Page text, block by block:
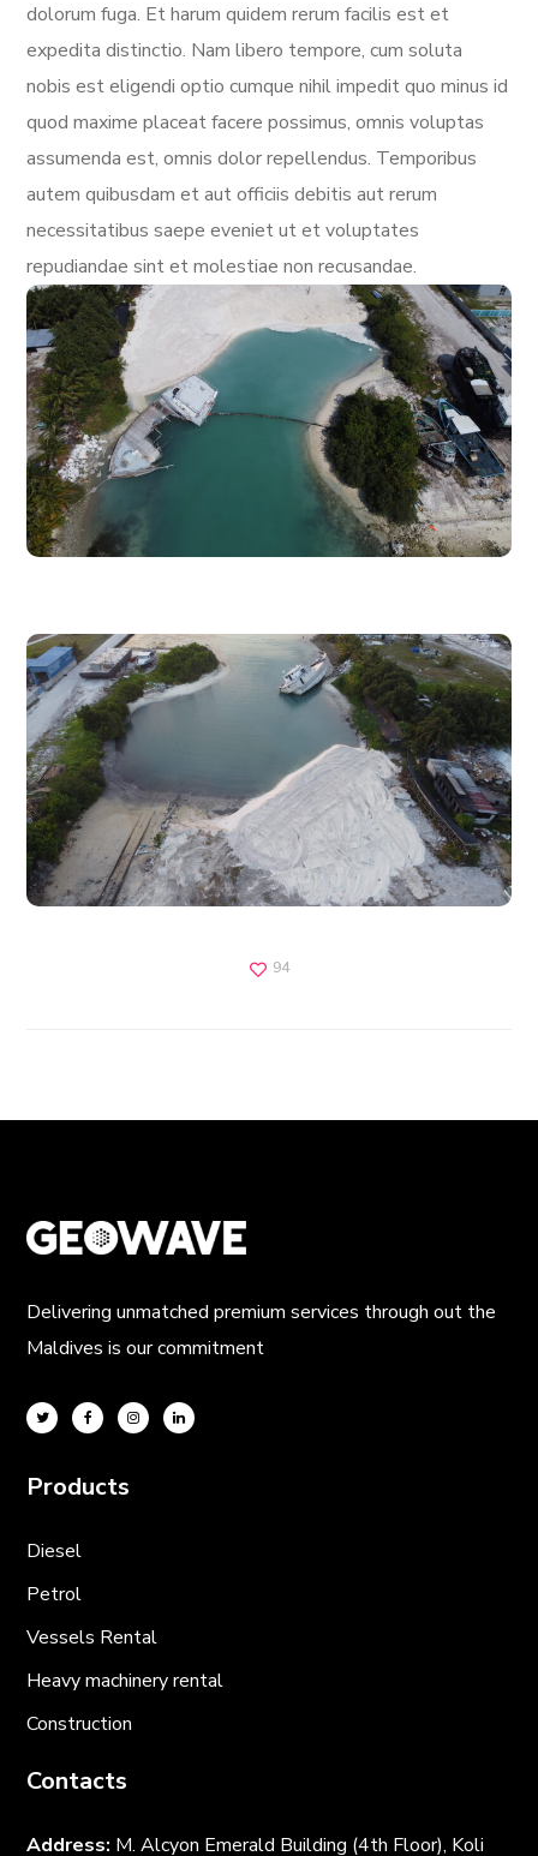
dolorum fuga. Et harum quidem rerum facilis est et
expedita distinctio. Nam libero tempore, cum soluta
nobis est eligendi optio cumque nihil impedit quo minus id
quod maxime placeat facere possimus, omnis voluptas
assumenda est, omnis dolor repellendus. Temporibus
autem quibusdam et aut officiis debitis aut rerum
necessitatibus saepe eveniet ut et voluptates
repudiandae sint et molestiae non recusandae.
94
Delivering unmatched premium services through out the
Maldives is our commitment
Products
Diesel
Petrol
Vessels Rental
Heavy machinery rental
Construction
Contacts
Address: M. Alcyon Emerald Building (4th Floor), Koli